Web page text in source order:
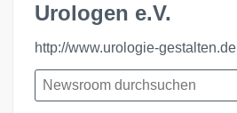
Urologen e.V.
http://www.urologie-gestalten.de